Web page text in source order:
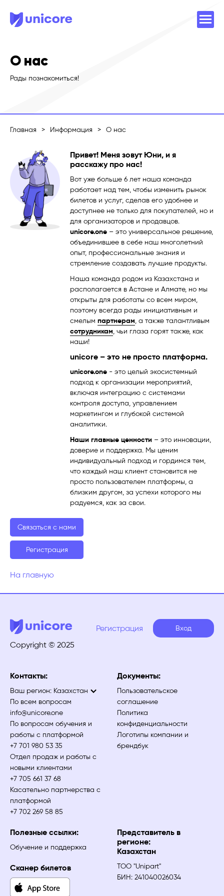
О нас
Рады познакомиться!
Главная > Информация > О нас
Привет! Меня зовут Юни, и я
расскажу про нас!
Вот уже больше 6 лет наша команда
работает над тем, чтобы изменить рынок
билетов и услуг, сделав его удобнее и
доступнее не только для покупателей, но и
для организаторов и продавцов.
unicore.one – это универсальное решение,
объединившее в себе наш многолетний
опыт, профессиональные знания и
стремление создавать лучшие продукты.
Наша команда родом из Казахстана и
располагается в Астане и Алмате, но мы
открыты для работаты со всем миром,
поэтому всегда рады инициативным и
смелым партнерам, а также талантливым
сотрудникам, чьи глаза горят также, как
наши!
unicore – это не просто платформа.
unicore.one - это целый экосистемный
подход к организации мероприятий,
включая интеграцию с системами
контроля доступа, управлением
маркетингом и глубокой системой
аналитики.
Наши главные ценности – это инновации,
доверие и поддержка. Мы ценим
индивидуальный подход и гордимся тем,
что каждый наш клиент становится не
просто пользователем платформы, а
близким другом, за успехи которого мы
радуемся, как за свои.
Связаться с нами
Регистрация
На главную
Copyright © 2025
Регистрация Вход
Контакты:
Ваш регион: Казахстан
По всем вопросам
info@unicore.one
По вопросам обучения и
работы с платформой
+7 701 980 53 35
Отдел продаж и работы с
новыми клиентами
+7 705 661 37 68
Касательно партнерства с
платформой
+7 702 269 58 85
Документы:
Пользовательское
соглашение
Политика
конфиденциальности
Логотипы компании и
брендбук
Полезные ссылки:
Обучение и поддержка
Сканер билетов
Представитель в
регионе:
Казахстан
ТОО "Unipart"
БИН: 241040026034